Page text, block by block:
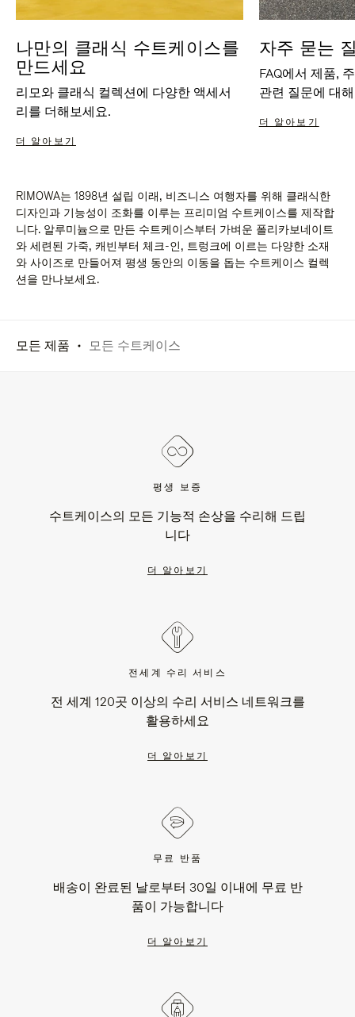
나만의 클래식 수트케이스를
만드세요
리모와 클래식 컬렉션에 다양한 액세서
리를 더해보세요.
더 알아보기
자주 묻는
FAQ에서 제품,
관련 질문에 대
더 알아보기
RIMOWA는 1898년 설립 이래, 비즈니스 여행자를 위해 클래식한
디자인과 기능성이 조화를 이루는 프리미엄 수트케이스를 제작합
니다. 알루미늄으로 만든 수트케이스부터 가벼운 폴리카보네이트
와 세련된 가죽, 캐빈부터 체크-인, 트렁크에 이르는 다양한 소재
와 사이즈로 만들어져 평생 동안의 이동을 돕는 수트케이스 컬렉
션을 만나보세요.
모든 제품 모든 수트케이스
평생 보증
수트케이스의 모든 기능적 손상을 수리해 드립
니다
더 알아보기
전세계 수리 서비스
전 세계 120곳 이상의 수리 서비스 네트워크를
활용하세요
더 알아보기
무료 반품
배송이 완료된 날로부터 30일 이내에 무료 반
품이 가능합니다
더 알아보기